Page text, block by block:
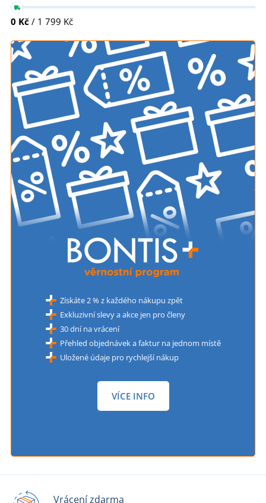
0 Kč / 1 799 Kč
Získáte 2 % z každého nákupu zpět
Exkluzivní slevy a akce jen pro členy
30 dní na vrácení
Přehled objednávek a faktur na jednom místě
Uložené údaje pro rychlejší nákup
VÍCE INFO
Vrácení zdarma